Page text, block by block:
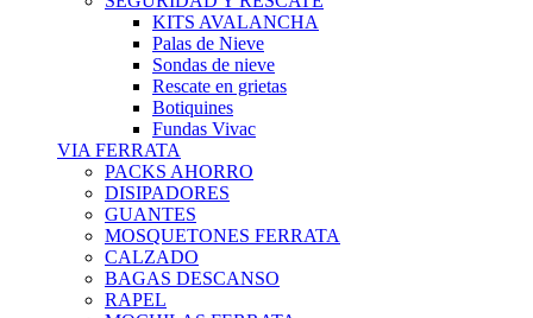
KITS AVALANCHA
Palas de Nieve
Sondas de nieve
Rescate en grietas
Botiquines
Fundas Vivac
VIA FERRATA
PACKS AHORRO
DISIPADORES
GUANTES
MOSQUETONES FERRATA
CALZADO
BAGAS DESCANSO
RAPEL